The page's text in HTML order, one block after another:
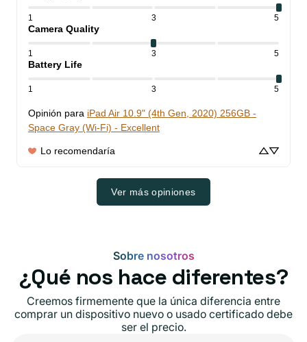
1 3 5
Camera Quality
1 3 5
Battery Life
1 3 5
Opinión para iPad Air 10.9" (4th Gen, 2020) 256GB -
Space Gray (Wi-Fi) - Excellent
Lo recomendaría
Ver más opiniones
Sobre nosotros
¿Qué nos hace diferentes?
Creemos firmemente que la única diferencia entre
comprar un dispositivo nuevo o usado certificado debe
ser el precio.